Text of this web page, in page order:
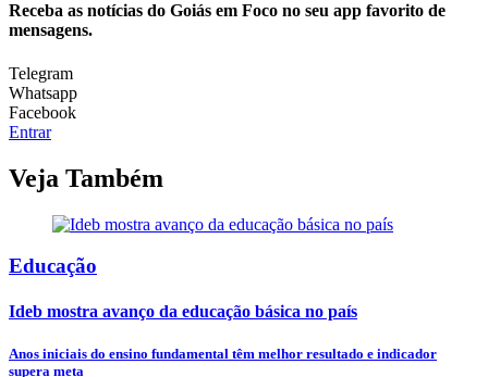
Receba as notícias do Goiás em Foco no seu app favorito de
mensagens.
Telegram
Whatsapp
Facebook
Entrar
Veja Também
Educação
Ideb mostra avanço da educação básica no país
Anos iniciais do ensino fundamental têm melhor resultado e indicador
supera meta